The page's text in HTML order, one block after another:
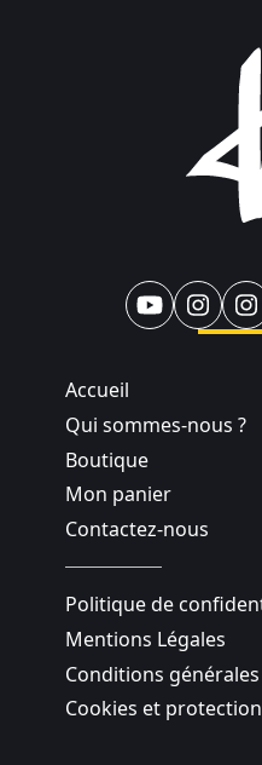
Accueil
Qui sommes-nous ?
Boutique
Mon panier
Contactez-nous
Politique de
Mentions Légales
Conditions
Cookies et